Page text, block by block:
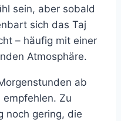
sein, aber sobald
sich das Taj
– häufig mit einer
Atmosphäre.
ab
Zu
noch gering, die